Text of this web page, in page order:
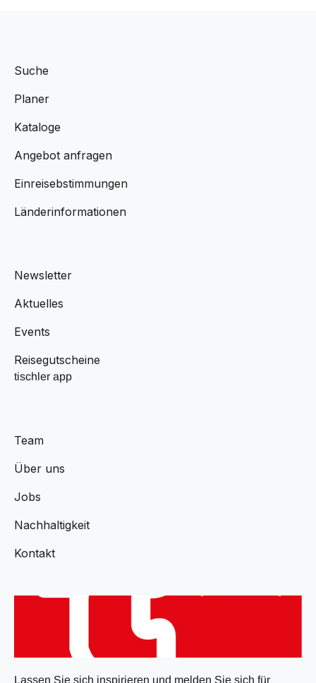
Suche
Planer
Kataloge
Angebot anfragen
Einreisebstimmungen
Länderinformationen
Newsletter
Aktuelles
Events
Reisegutscheine
tischler app
Team
Über uns
Jobs
Nachhaltigkeit
Kontakt
Lassen Sie sich inspirieren und melden Sie sich für